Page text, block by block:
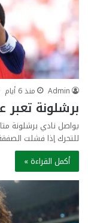
Admin
منذ 6 أيام
برشلونة
يواصل نادي برشلونة
للتحرك إذا فشلت
أكمل القراءة »